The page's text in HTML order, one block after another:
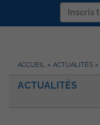
ACCUEIL » ACTUALITÉS »
ACTUALITÉS